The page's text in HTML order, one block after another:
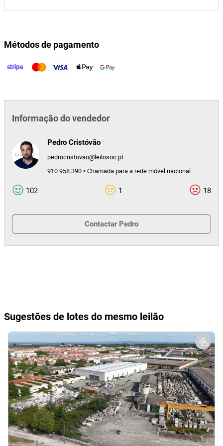
Métodos de pagamento
Informação do vendedor
Pedro Cristóvão
pedrocristovao@leilosoc.pt
910 958 390 • Chamada para a rede móvel nacional
102 1 18
Contactar Pedro
Sugestões de lotes do mesmo leilão